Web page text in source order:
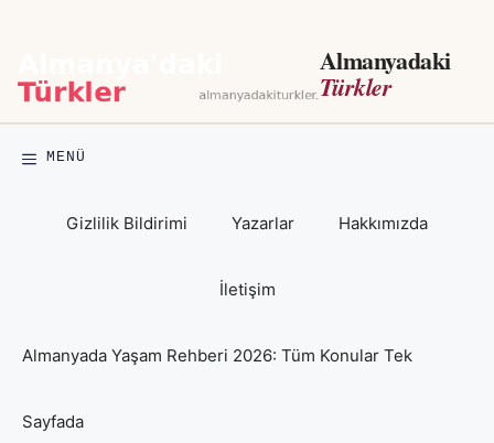
Almanyadaki
Türkler
MENÜ
Gizlilik Bildirimi Yazarlar Hakkımızda
İletişim
Almanyada Yaşam Rehberi 2026: Tüm Konular Tek
Sayfada